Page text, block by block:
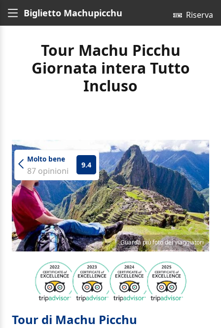
Biglietto Machupicchu Riserva
Tour Machu Picchu
Giornata intera Tutto
Incluso
Molto bene
87 opinioni
9.4
Guarda più foto dei viaggiatori
Tour di Machu Picchu